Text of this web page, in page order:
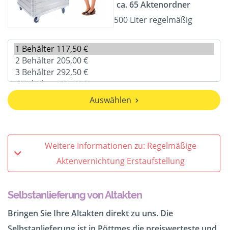
ca. 65 Aktenordner
500 Liter regelmäßig
Auswählen
Weitere Informationen zu: Regelmäßige
Aktenvernichtung Erstaufstellung
Selbstanlieferung von Altakten
Bringen Sie Ihre Altakten direkt zu uns. Die